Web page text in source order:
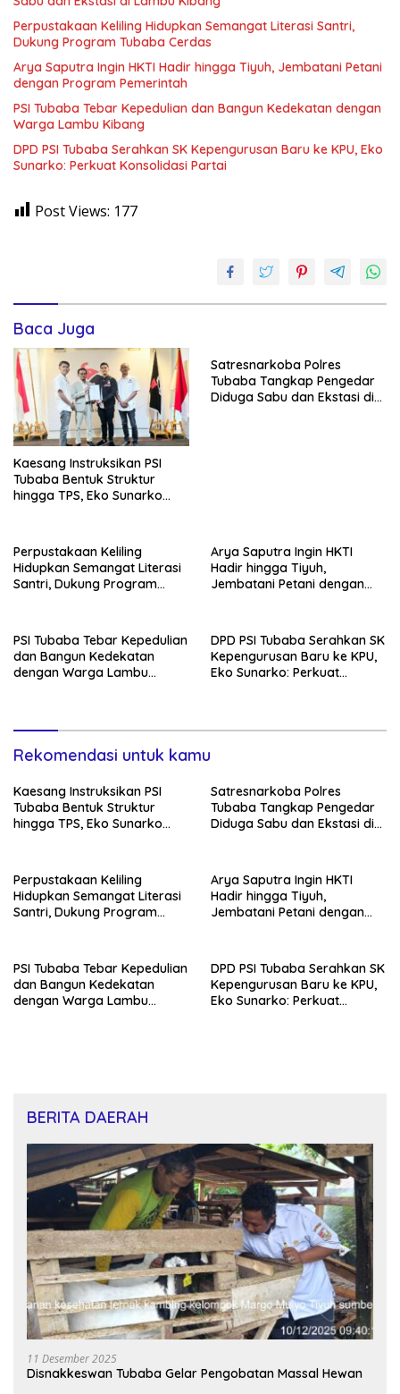
Perpustakaan Keliling Hidupkan Semangat Literasi Santri,
Dukung Program Tubaba Cerdas
Arya Saputra Ingin HKTI Hadir hingga Tiyuh, Jembatani Petani
dengan Program Pemerintah
PSI Tubaba Tebar Kepedulian dan Bangun Kedekatan dengan
Warga Lambu Kibang
DPD PSI Tubaba Serahkan SK Kepengurusan Baru ke KPU, Eko
Sunarko: Perkuat Konsolidasi Partai
Post Views: 177
Baca Juga
Kaesang Instruksikan PSI
Tubaba Bentuk Struktur
hingga TPS, Eko Sunarko
Satresnarkoba Polres
Tubaba Tangkap Pengedar
Diduga Sabu dan Ekstasi di
Perpustakaan Keliling
Hidupkan Semangat Literasi
Santri, Dukung Program
Arya Saputra Ingin HKTI
Hadir hingga Tiyuh,
Jembatani Petani dengan
PSI Tubaba Tebar Kepedulian
dan Bangun Kedekatan
dengan Warga Lambu
DPD PSI Tubaba Serahkan SK
Kepengurusan Baru ke KPU,
Eko Sunarko: Perkuat
Rekomendasi untuk kamu
Kaesang Instruksikan PSI
Tubaba Bentuk Struktur
hingga TPS, Eko Sunarko
Satresnarkoba Polres
Tubaba Tangkap Pengedar
Diduga Sabu dan Ekstasi di
Perpustakaan Keliling
Hidupkan Semangat Literasi
Santri, Dukung Program
Arya Saputra Ingin HKTI
Hadir hingga Tiyuh,
Jembatani Petani dengan
PSI Tubaba Tebar Kepedulian
dan Bangun Kedekatan
dengan Warga Lambu
DPD PSI Tubaba Serahkan SK
Kepengurusan Baru ke KPU,
Eko Sunarko: Perkuat
BERITA DAERAH
11 Desember 2025
Disnakkeswan Tubaba Gelar Pengobatan Massal Hewan